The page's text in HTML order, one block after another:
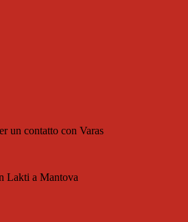
un contatto con Varas
Lakti a Mantova